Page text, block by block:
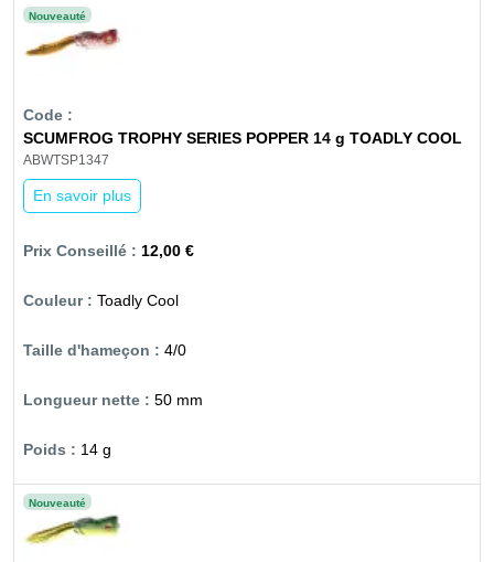
Nouveauté
SCUMFROG TROPHY SERIES POPPER 14 g TOADLY COOL
ABWTSP1347
En savoir plus
12,00 €
Toadly Cool
4/0
50 mm
14 g
Nouveauté